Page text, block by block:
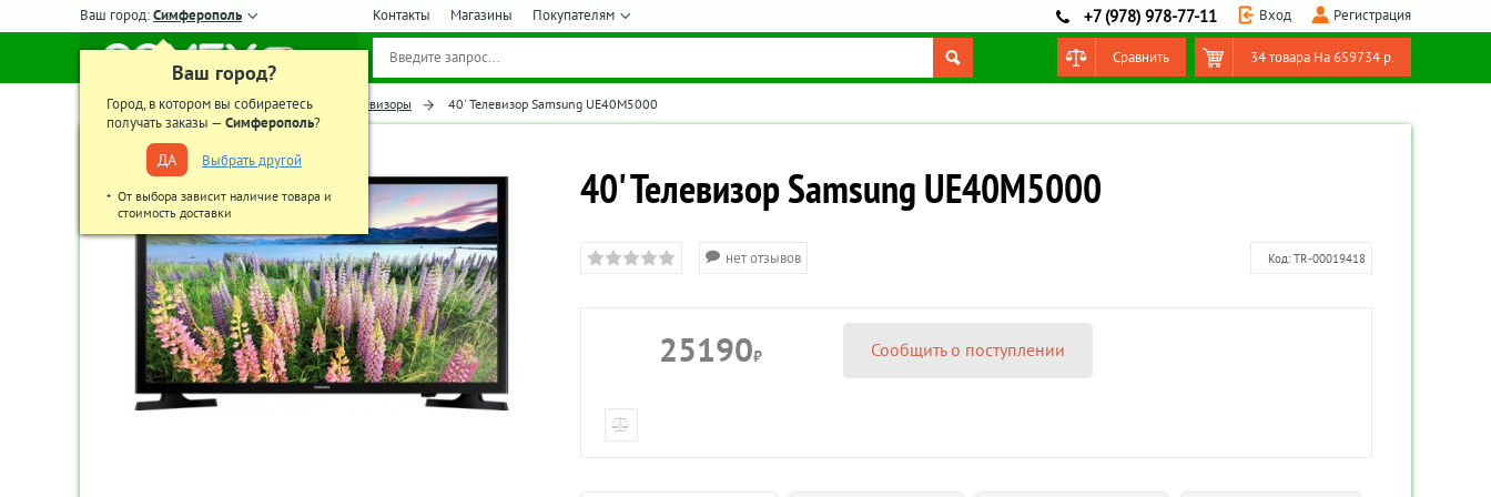
Ваш город:Симферополь
Ваш город?
Город, в котором вы собираетесь
получать заказы —Симферополь?
ДА Выбрать другой
От выбора зависит наличие товара и
стоимость доставки
Контакты Магазины Покупателям +7 (978) 978-77-11 Вход Регистрация
Сравнить 34 товара На659734 р.
Главная Телевизоры, аудио-видео Телевизоры 40' Телевизор Samsung UE40M5000
40' Телевизор Samsung UE40M5000
нет отзывов Код: TR-00019418
25190₽ Сообщить о поступлении